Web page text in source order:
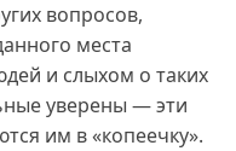
вопросов,
места
и слыхом о таких
уверены — эти
им в «копеечку».